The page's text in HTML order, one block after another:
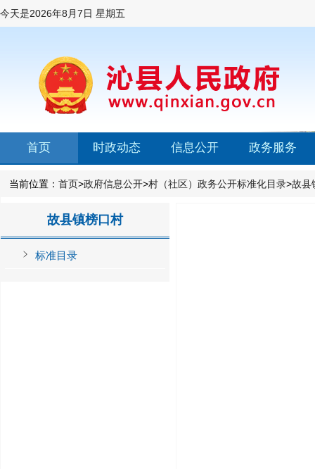
今天是2026年8月7日 星期五
首页 时政动态 信息公开 政务服务
当前位置： 首页>政府信息公开>村（社区）政务公开标准化目录>故县
故县镇榜口村
标准目录